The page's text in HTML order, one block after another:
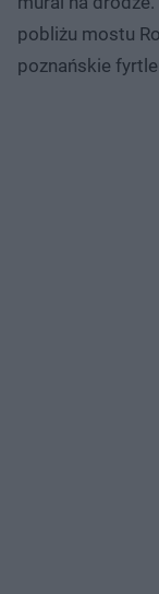
pobliżu mostu
poznańskie